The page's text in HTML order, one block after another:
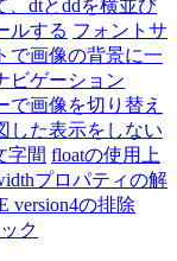
、dtとddを横並び
ルする フォントサ
で画像の背景に一
ビゲーション
で画像を切り替え
した表示をしない
字間 floatの使用上
プロパティの解
version4の排除
ク